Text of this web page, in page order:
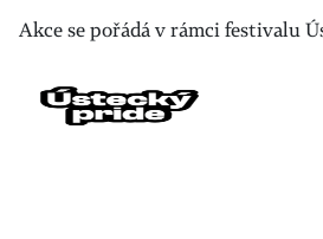
Akce se pořádá v rámci festivalu